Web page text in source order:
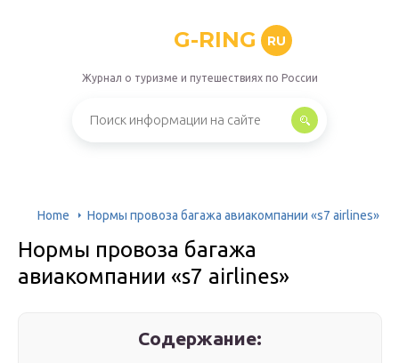
G-RING RU
Журнал о туризме и путешествиях по России
Home Нормы провоза багажа авиакомпании «s7 airlines»
Нормы провоза багажа
авиакомпании «s7 airlines»
Содержание: